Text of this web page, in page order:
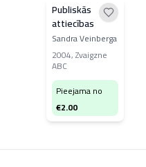
Publiskās
attiecības
Sandra Veinberga
2004,Zvaigzne
ABC
Pieejama no
€2.00